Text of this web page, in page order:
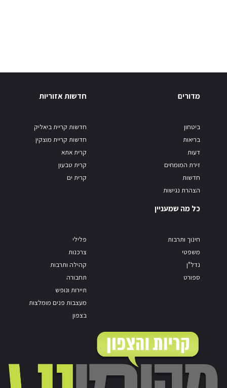
מדורים
ביטחון
בריאות
דעות
זירת המומחים
חדשות
הצהרת נגישות
חדשות אזוריות
חדשות קריית ביאליק
חדשות קריית מוצקין
קרית אתא
קרית טבעון
קרית ים
כל מה שמעניין
חינוך ותרבות
משפטי
נדל"ן
ספורט
פלילי
צרכנות
קהילה ותרבות
תחבורה
תיירות ונופש
מעצבות פנים מומלצות
בצפון